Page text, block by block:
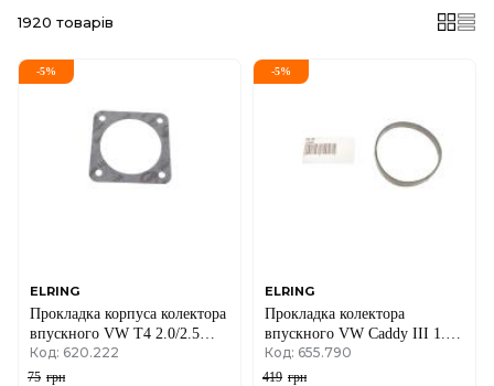
DS
GMC
GREAT WALL
1920 товарів
-5%
ELRING
Прокладка корпуса колектора
впускного VW T4 2.0/2.5
TDI 90-03
Код: 620.222
75 грн
-5%
ELRING
Прокладка колектора
впускного VW Caddy III 1.6
04-15
Код: 655.790
419 грн